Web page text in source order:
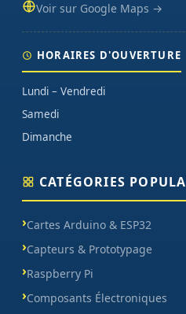
Voir sur Google Maps →
HORAIRES D'OUVERTURE
Lundi – Vendredi
Samedi
Dimanche
CATÉGORIES
Cartes Arduino & ESP32
Capteurs & Prototypage
Raspberry Pi
Composants Électroniques